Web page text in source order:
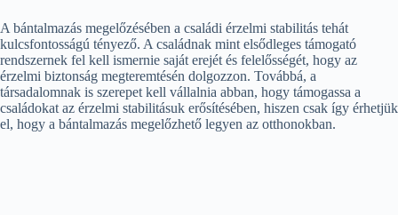
A bántalmazás megelőzésében a családi érzelmi stabilitás tehát
kulcsfontosságú tényező. A családnak mint elsődleges támogató
rendszernek fel kell ismernie saját erejét és felelősségét, hogy az
érzelmi biztonság megteremtésén dolgozzon. Továbbá, a
társadalomnak is szerepet kell vállalnia abban, hogy támogassa a
családokat az érzelmi stabilitásuk erősítésében, hiszen csak így érhetjük
el, hogy a bántalmazás megelőzhető legyen az otthonokban.